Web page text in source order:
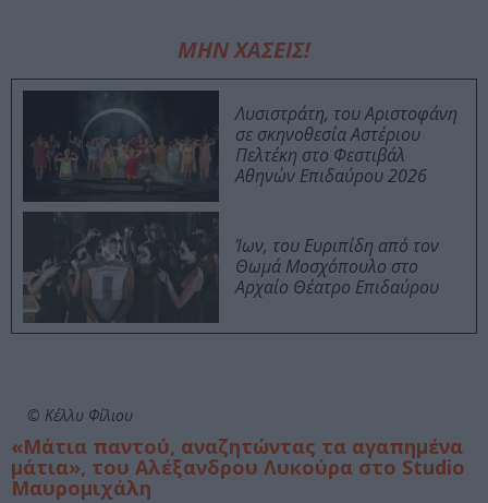
ΜΗΝ ΧΑΣΕΙΣ!
Λυσιστράτη, του Αριστοφάνη
σε σκηνοθεσία Αστέριου
Πελτέκη στο Φεστιβάλ
Αθηνών Επιδαύρου 2026
Ίων, του Ευριπίδη από τον
Θωμά Μοσχόπουλο στο
Αρχαίο Θέατρο Επιδαύρου
© Κέλλυ Φίλιου
«Μάτια παντού, αναζητώντας τα αγαπημένα
μάτια», του Αλέξανδρου Λυκούρα στο Studio
Μαυρομιχάλη